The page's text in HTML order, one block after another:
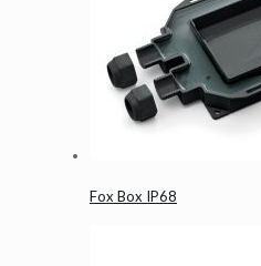
Fox Box IP68